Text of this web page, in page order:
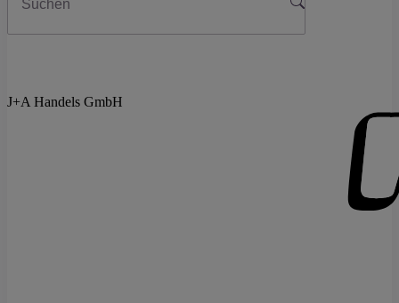
J+A Handels GmbH